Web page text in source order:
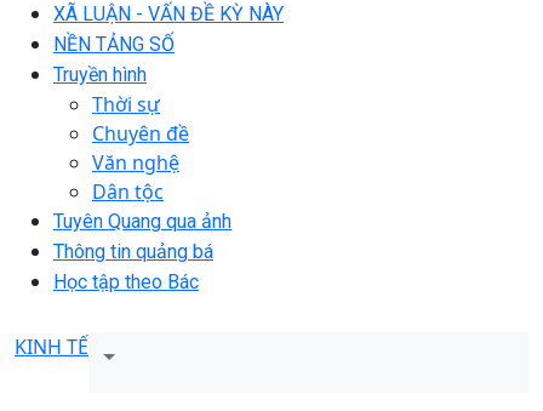
XÃ LUẬN - VẤN ĐỀ KỲ NÀY
NỀN TẢNG SỐ
Truyền hình
Thời sự
Chuyên đề
Văn nghệ
Dân tộc
Tuyên Quang qua ảnh
Thông tin quảng bá
Học tập theo Bác
KINH TẾ